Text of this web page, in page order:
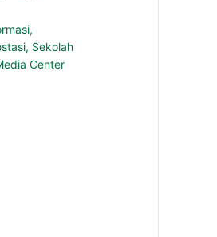
,
, Sekolah
Center